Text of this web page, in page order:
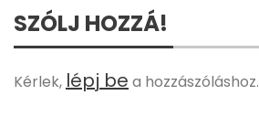
SZÓLJ HOZZÁ!
Kérlek, lépj be a hozzászóláshoz.